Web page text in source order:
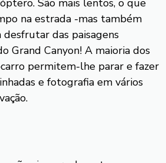
São mais lentos, o que
na estrada -mas também
das paisagens
Grand Canyon! A maioria dos
permitem-lhe parar e fazer
e fotografia em vários